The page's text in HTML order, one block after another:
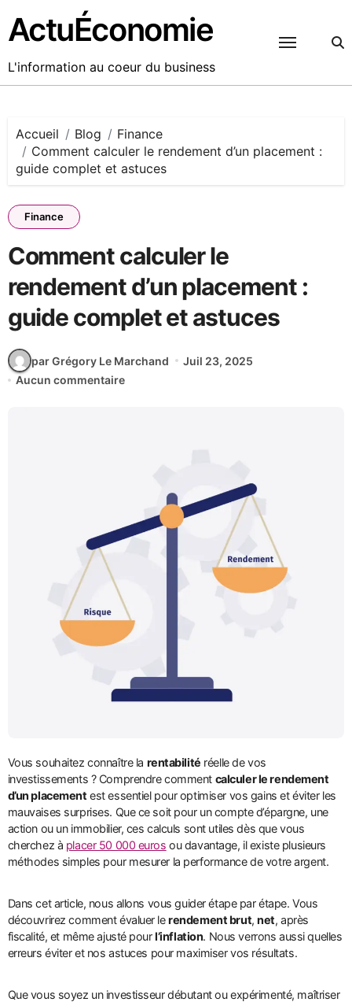
au
contenu
ActuÉconomie
L'information au coeur du business
Accueil Blog
Finance
Comment calculer le rendement d’un placement :
guide complet et astuces
Finance
Comment calculer le
rendement d’un placement :
guide complet et astuces
par Grégory Le Marchand
Juil 23, 2025
Aucun commentaire
Vous souhaitez connaître la rentabilité réelle de vos
investissements ? Comprendre comment calculer le rendement
d’un placement est essentiel pour optimiser vos gains et éviter les
mauvaises surprises. Que ce soit pour un compte d’épargne, une
action ou un immobilier, ces calculs sont utiles dès que vous
cherchez à placer 50 000 euros ou davantage, il existe plusieurs
méthodes simples pour mesurer la performance de votre argent.
Dans cet article, nous allons vous guider étape par étape. Vous
découvrirez comment évaluer lerendement brut,net, après
fiscalité, et même ajusté pourl’inflation. Nous verrons aussi quelles
erreurs éviter et nos astuces pour maximiser vos résultats.
Que vous soyez un investisseur débutant ou expérimenté, maîtriser